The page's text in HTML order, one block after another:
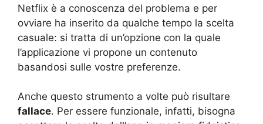
Netflix è a conoscenza del problema e per
ovviare ha inserito da qualche tempo la scelta
casuale: si tratta di un’opzione con la quale
l’applicazione vi propone un contenuto
basandosi sulle vostre preferenze.
Anche questo strumento a volte può risultare
fallace. Per essere funzionale, infatti, bisogna